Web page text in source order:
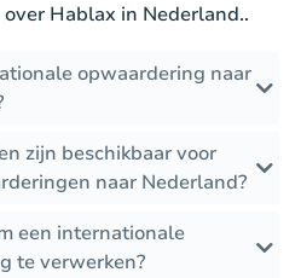
Hablax in Nederland..
opwaardering naar
zijn beschikbaar voor
naar Nederland?
een internationale
te verwerken?